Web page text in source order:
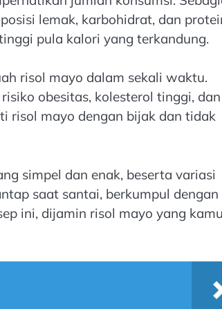
lemak, karbohidrat, dan
pula kalori yang terkandung.
risol mayo dalam sekali waktu.
obesitas, kolesterol tinggi, dan
risol mayo dengan bijak dan tidak
simpel dan enak, beserta variasi
saat santai, berkumpul dengan
ini, dijamin risol mayo yang